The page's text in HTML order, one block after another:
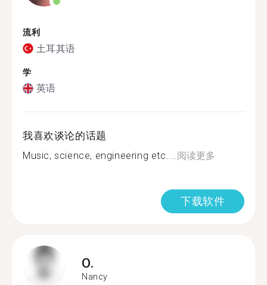
流利
土耳其语
学
英语
我喜欢谈论的话题
Music, science, engineering etc....阅读更多
下载软件
O.
Nancy